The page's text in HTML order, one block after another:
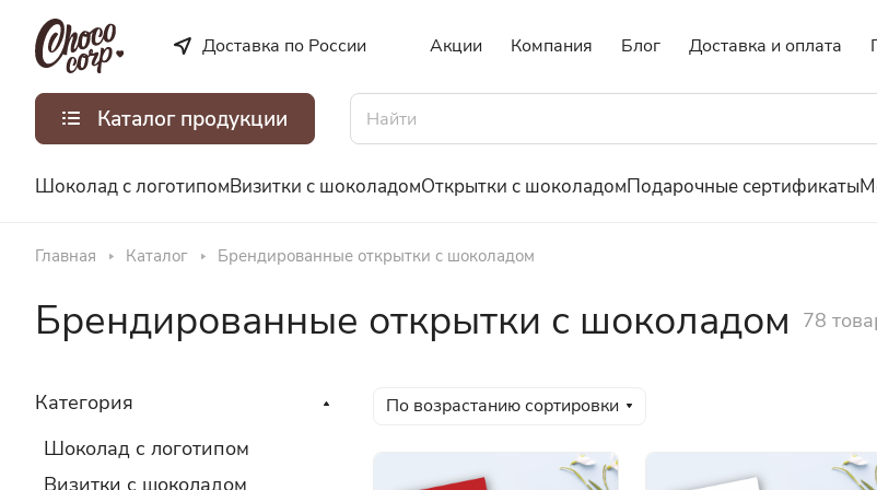
Доставка по России Акции Компания Блог Доставка и оплата
Каталог продукции
Шоколад с логотипомВизитки с шоколадомОткрытки с шоколадомПодарочные сертификаты
Главная Каталог Брендированные открытки с шоколадом
Брендированные открытки с шоколадом 78
По возрастанию сортировки
Категория
Шоколад с логотипом
Визитки с шоколадом